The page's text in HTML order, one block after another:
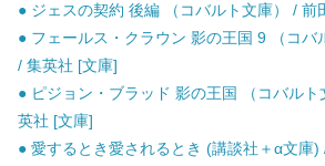
● ジェスの契約 後編 （コバルト文庫） / 前
● フェールス・クラウン 影の王国 9 （コバ
/ 集英社 [文庫]
● ピジョン・ブラッド 影の王国 （コバル
英社 [文庫]
● 愛するとき愛されるとき (講談社＋α文庫